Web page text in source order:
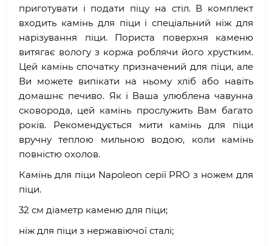
приготувати і подати піцу на стіл. В комплект
входить камінь для піци і спеціальний ніж для
нарізування піци. Пориста поверхня каменю
витягає вологу з коржа роблячи його хрустким.
Цей камінь спочатку призначений для піци, але
Ви можете випікати на ньому хліб або навіть
домашнє печиво. Як і Ваша улюблена чавунна
сковорода, цей камінь прослужить Вам багато
років. Рекомендується мити камінь для піци
вручну теплою мильною водою, коли камінь
повністю охолов.
Камінь для піци Napoleon серії PRO з ножем для
піци.
32 см діаметр каменю для піци;
ніж для піци з нержавіючої сталі;